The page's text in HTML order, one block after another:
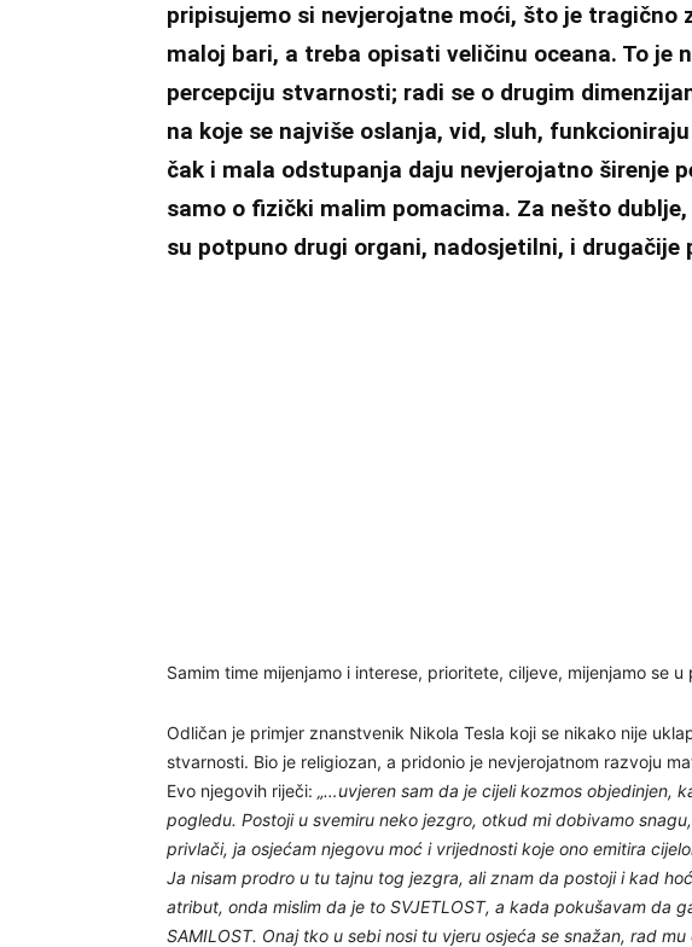
pripisujemo si nevjerojatne moći, što je tragično
maloj bari, a treba opisati veličinu oceana. To je
percepciju stvarnosti; radi se o drugim
na koje se najviše oslanja, vid, sluh,
čak i mala odstupanja daju nevjerojatno širenje
samo o fizički malim pomacima. Za nešto
su potpuno drugi organi, nadosjetilni, i drugačije
Samim time mijenjamo i interese, prioritete, ciljeve, mijenjamo se u
Odličan je primjer znanstvenik Nikola Tesla koji se nikako nije
stvarnosti. Bio je religiozan, a pridonio je nevjerojatnom razvoju
Evo njegovih riječi: „…uvjeren sam da je cijeli kozmos objedinjen,
pogledu. Postoji u svemiru neko jezgro, otkud mi dobivamo
privlači, ja osjećam njegovu moć i vrijednosti koje ono emitira
Ja nisam prodro u tu tajnu tog jezgra, ali znam da postoji i kad
atribut, onda mislim da je to SVJETLOST, a kada pokušavam da
SAMILOST. Onaj tko u sebi nosi tu vjeru osjeća se snažan, rad